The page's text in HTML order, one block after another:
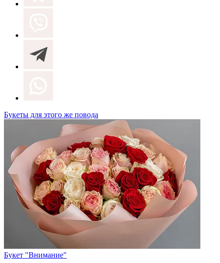
Букеты для этого же повода
Букет "Внимание"